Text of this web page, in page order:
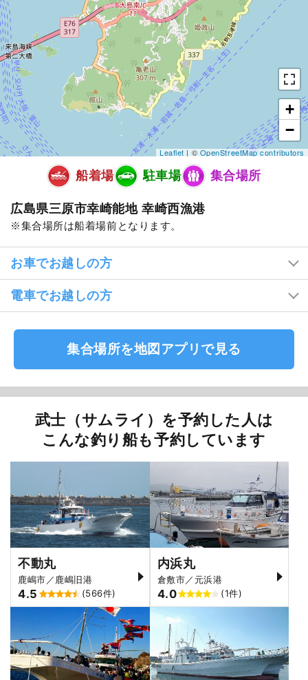
+
−
Leaflet| ©OpenStreetMap contributors
船着場 駐車場 集合場所
広島県三原市幸崎能地 幸崎西漁港
集合場所は船着場前となります。
お車でお越しの方
電車でお越しの方
集合場所を地図アプリで見る
武士（サムライ）を予約した人は
こんな釣り船も予約しています
不動丸
鹿嶋市／鹿嶋旧港
4.5 (566件)
内浜丸
倉敷市／元浜港
4.0 (1件)